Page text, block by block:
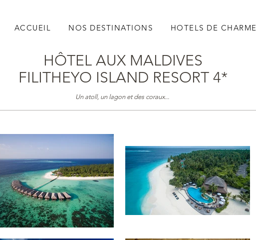
ACCUEIL NOS DESTINATIONS HOTELS DE CHARME
HÔTEL AUX MALDIVES
FILITHEYO ISLAND RESORT 4*
Un atoll, un lagon et des coraux...